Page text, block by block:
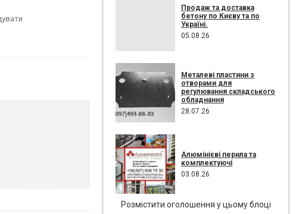
Продаж та доставка
бетону по Києву та по
Україні.
05.08.26
Металеві пластини з
отворами для
регулювання складського
обладнання
28.07.26
Алюмінієві перила та
комплектуючі
03.08.26
Розмістити оголошення у цьому блоці